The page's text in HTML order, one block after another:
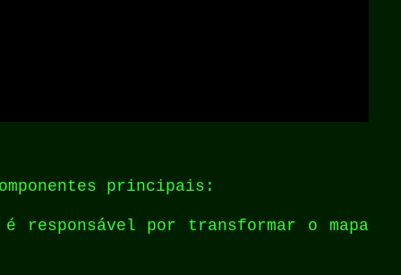
principais:
responsável por transformar o mapa